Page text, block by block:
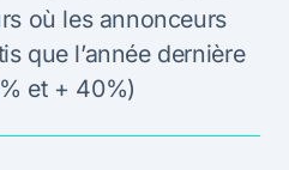
où les annonceurs
que l’année dernière
et + 40%)